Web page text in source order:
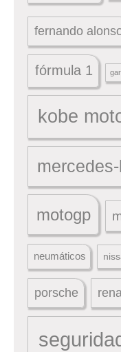
fernando
fórmula 1
kobe
motogp
neumáticos
porsche